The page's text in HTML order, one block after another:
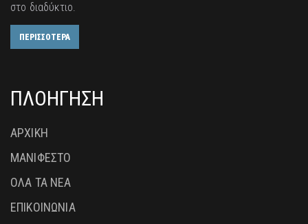
στο διαδύκτιο.
ΠΕΡΙΣΣΟΤΕΡΑ
ΠΛΟΗΓΗΣΗ
ΑΡΧΙΚΗ
ΜΑΝΙΦΕΣΤΟ
ΟΛΑ ΤΑ ΝΕΑ
ΕΠΙΚΟΙΝΩΝΙΑ